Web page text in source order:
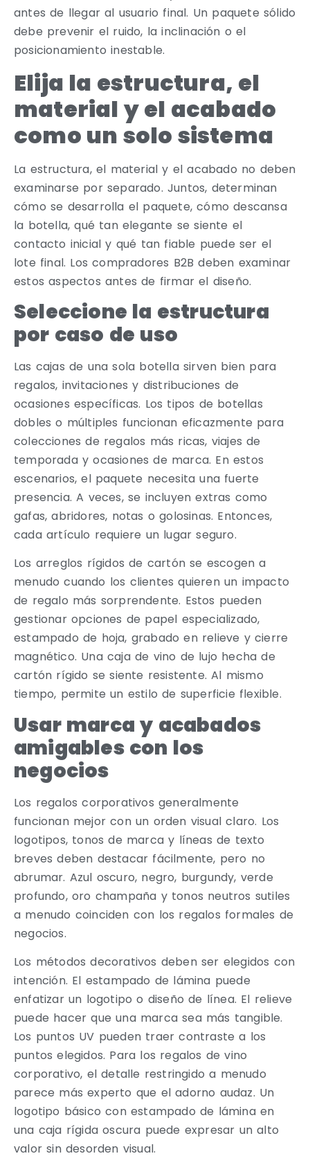
antes de llegar al usuario final. Un paquete sólido
debe prevenir el ruido, la inclinación o el
posicionamiento inestable.
Elija la estructura, el
material y el acabado
como un solo sistema
La estructura, el material y el acabado no deben
examinarse por separado. Juntos, determinan
cómo se desarrolla el paquete, cómo descansa
la botella, qué tan elegante se siente el
contacto inicial y qué tan fiable puede ser el
lote final. Los compradores B2B deben examinar
estos aspectos antes de firmar el diseño.
Seleccione la estructura
por caso de uso
Las cajas de una sola botella sirven bien para
regalos, invitaciones y distribuciones de
ocasiones específicas. Los tipos de botellas
dobles o múltiples funcionan eficazmente para
colecciones de regalos más ricas, viajes de
temporada y ocasiones de marca. En estos
escenarios, el paquete necesita una fuerte
presencia. A veces, se incluyen extras como
gafas, abridores, notas o golosinas. Entonces,
cada artículo requiere un lugar seguro.
Los arreglos rígidos de cartón se escogen a
menudo cuando los clientes quieren un impacto
de regalo más sorprendente. Estos pueden
gestionar opciones de papel especializado,
estampado de hoja, grabado en relieve y cierre
magnético. Una caja de vino de lujo hecha de
cartón rígido se siente resistente. Al mismo
tiempo, permite un estilo de superficie flexible.
Usar marca y acabados
amigables con los
negocios
Los regalos corporativos generalmente
funcionan mejor con un orden visual claro. Los
logotipos, tonos de marca y líneas de texto
breves deben destacar fácilmente, pero no
abrumar. Azul oscuro, negro, burgundy, verde
profundo, oro champaña y tonos neutros sutiles
a menudo coinciden con los regalos formales de
negocios.
Los métodos decorativos deben ser elegidos con
intención. El estampado de lámina puede
enfatizar un logotipo o diseño de línea. El relieve
puede hacer que una marca sea más tangible.
Los puntos UV pueden traer contraste a los
puntos elegidos. Para los regalos de vino
corporativo, el detalle restringido a menudo
parece más experto que el adorno audaz. Un
logotipo básico con estampado de lámina en
una caja rígida oscura puede expresar un alto
valor sin desorden visual.